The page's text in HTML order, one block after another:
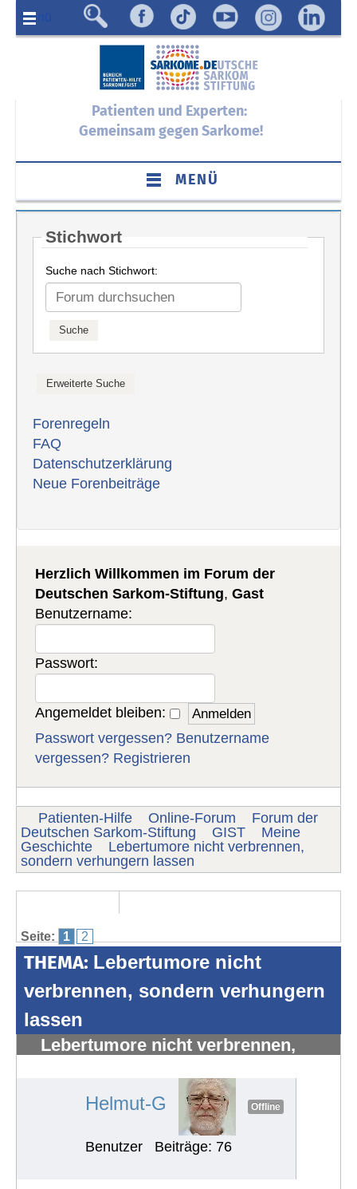
Menü
Patienten und Experten:
Gemeinsam gegen Sarkome!
MENÜ
Stichwort
Suche nach Stichwort:
Forenregeln
FAQ
Datenschutzerklärung
Neue Forenbeiträge
Herzlich Willkommen im Forum der
Deutschen Sarkom-Stiftung,Gast
Benutzername:
Passwort:
Angemeldet bleiben:
Passwort vergessen? Benutzername
vergessen? Registrieren
Patienten-Hilfe Online-Forum
Forum der
Deutschen Sarkom-Stiftung
GIST
Meine
Geschichte
Lebertumore nicht verbrennen,
sondern verhungern lassen
Seite: 1 2
THEMA: Lebertumore nicht
verbrennen, sondern verhungern
lassen
Lebertumore nicht verbrennen,
Helmut-G Offline
Benutzer Beiträge: 76